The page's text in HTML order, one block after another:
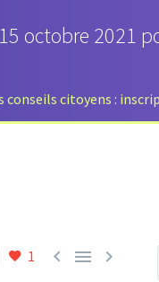
octobre 2021
conseils citoyens :
1   